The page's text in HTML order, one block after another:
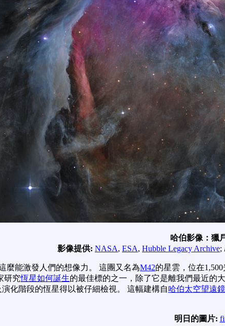
哈伯影像：獵
影像提供: NASA, ESA, Hubble Legacy Archive;
麼能激發人們的想像力。 這團又名為M42的星雲，位在
研究恆星如何誕生的最佳標的之一，除了它是離我們最近的
演化階段的恆星得以被仔細檢視。 這幅建構自哈伯太空望遠鏡
明日的圖片: